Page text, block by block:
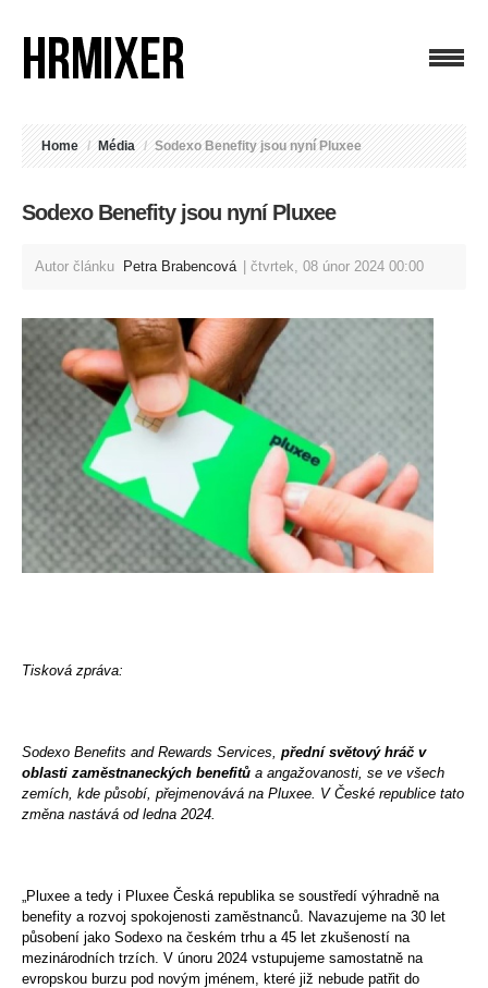
Home / Média / Sodexo Benefity jsou nyní Pluxee
Sodexo Benefity jsou nyní Pluxee
Autor článku Petra Brabencová čtvrtek, 08 únor 2024 00:00
Tisková zpráva:
Sodexo Benefits and Rewards Services, přední světový hráč v
oblasti zaměstnaneckých benefitů a angažovanosti, se ve všech
zemích, kde působí, přejmenovává na Pluxee. V České republice tato
změna nastává od ledna 2024.
„Pluxee a tedy i Pluxee Česká republika se soustředí výhradně na
benefity a rozvoj spokojenosti zaměstnanců. Navazujeme na 30 let
působení jako Sodexo na českém trhu a 45 let zkušeností na
mezinárodních trzích. V únoru 2024 vstupujeme samostatně na
evropskou burzu pod novým jménem, které již nebude patřit do